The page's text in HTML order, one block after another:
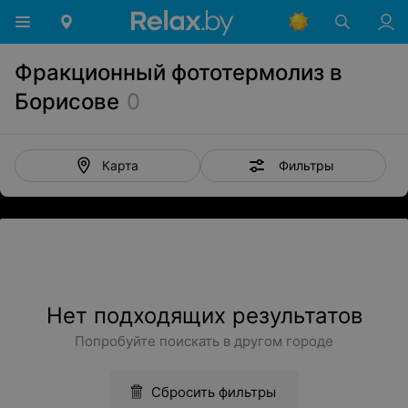
Фракционный фототермолиз в
Борисове 0
Карта Фильтры
Нет подходящих результатов
Попробуйте поискать в другом городе
Сбросить фильтры